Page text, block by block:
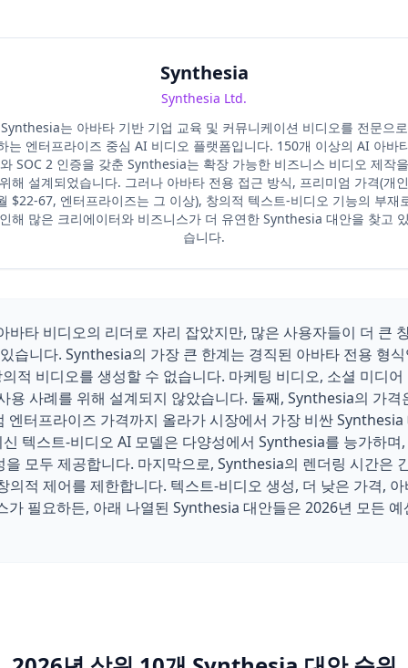
Synthesia
Synthesia Ltd.
Synthesia는 아바타 기반 기업 교육 및 커뮤니케이션 비디오를 전문으로
는 엔터프라이즈 중심 AI 비디오 플랫폼입니다. 150개 이상의 AI 아바
와 SOC 2 인증을 갖춘 Synthesia는 확장 가능한 비즈니스 비디오 제작을
위해 설계되었습니다. 그러나 아바타 전용 접근 방식, 프리미엄 가격(개인
$22-67, 엔터프라이즈는 그 이상), 창의적 텍스트-비디오 기능의 부재
해 많은 크리에이터와 비즈니스가 더 유연한 Synthesia 대안을 찾고
습니다.
타 비디오의 리더로 자리 잡았지만, 많은 사용자들이 더 큰
습니다. Synthesia의 가장 큰 한계는 경직된 아바타 전용 형
적 비디오를 생성할 수 없습니다. 마케팅 비디오, 소셜 미디
용 사례를 위해 설계되지 않았습니다. 둘째, Synthesia의 가격
엔터프라이즈 가격까지 올라가 시장에서 가장 비싼
텍스트-비디오 AI 모델은 다양성에서 Synthesia를 능가하며
모두 제공합니다. 마지막으로, Synthesia의 렌더링 시간은
의적 제어를 제한합니다. 텍스트-비디오 생성, 더 낮은 가격,
가 필요하든, 아래 나열된 Synthesia 대안들은 2026년 모든